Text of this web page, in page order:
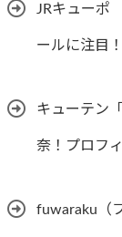
JRキューポ
ールに注目！
キューテン
奈！プロフ
fuwaraku（